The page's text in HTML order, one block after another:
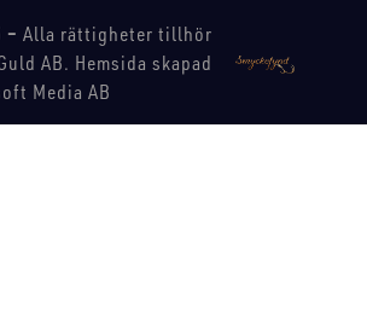
– Alla rättigheter tillhör
AB. Hemsida skapad
Media AB